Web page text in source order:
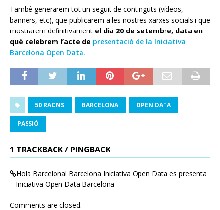
També generarem tot un seguit de continguts (vídeos,
banners, etc), que publicarem a les nostres xarxes socials i que
mostrarem definitivament el dia 20 de setembre, data en
què celebrem l’acte de presentació de la Iniciativa
Barcelona Open Data.
50 RAONS BARCELONA OPEN DATA
PASSIÓ
1 TRACKBACK / PINGBACK
Hola Barcelona! Barcelona Iniciativa Open Data es presenta
– Iniciativa Open Data Barcelona
Comments are closed.